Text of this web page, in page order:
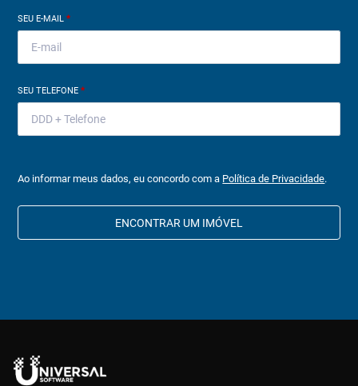
SEU E-MAIL*
SEU TELEFONE*
Ao informar meus dados, eu concordo com a Política de Privacidade.
ENCONTRAR UM IMÓVEL